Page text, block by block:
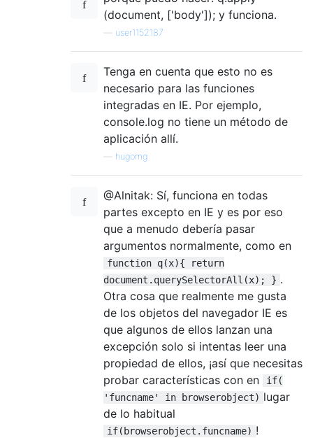
(document, ['body']); y funciona.
user1152187
Tenga en cuenta que esto no es
necesario para las funciones
integradas en IE. Por ejemplo,
console.log no tiene un método de
aplicación allí.
hugomg
@Alnitak: Sí, funciona en todas
partes excepto en IE y es por eso
que a menudo debería pasar
argumentos normalmente, como en
function q(x){ return
document.querySelectorAll(x); } .
Otra cosa que realmente me gusta
de los objetos del navegador IE es
que algunos de ellos lanzan una
excepción solo si intentas leer una
propiedad de ellos, ¡así que necesitas
probar características con en
if(
'funcname' in browserobject) lugar
de lo habitual
if(browserobject.funcname) !